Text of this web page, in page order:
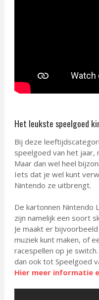
Het leukste speelgoed
Bij deze
speelgoed van het jaar,
Maar dan wel heel
Iets dat je wel kunt
Nintendo ze uitbrengt.
De kartonnen Nintendo
zijn namelijk een soort
Je maakt er
muziek kunt maken, of
racespellen op je
dan ook tot Speelgoed
Hier meer informatie